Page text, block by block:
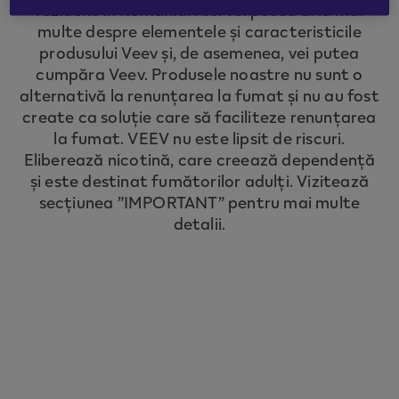
to redirect you to the country you are
located in.
CONTINUE
rezident în România. Aici vei putea afla mai
multe despre elementele și caracteristicile
produsului Veev și, de asemenea, vei putea
cumpăra Veev. Produsele noastre nu sunt o
alternativă la renunțarea la fumat și nu au fost
create ca soluție care să faciliteze renunțarea
la fumat. VEEV nu este lipsit de riscuri.
Eliberează nicotină, care creează dependență
și este destinat fumătorilor adulți. Vizitează
secțiunea ”IMPORTANT” pentru mai multe
detalii.